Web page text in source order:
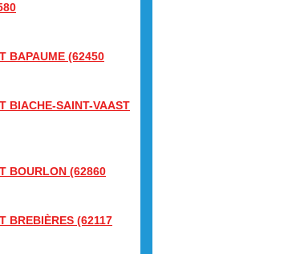
BAPAUME (62450
BIACHE-SAINT-VAAST
BOURLON (62860
BREBIÈRES (62117